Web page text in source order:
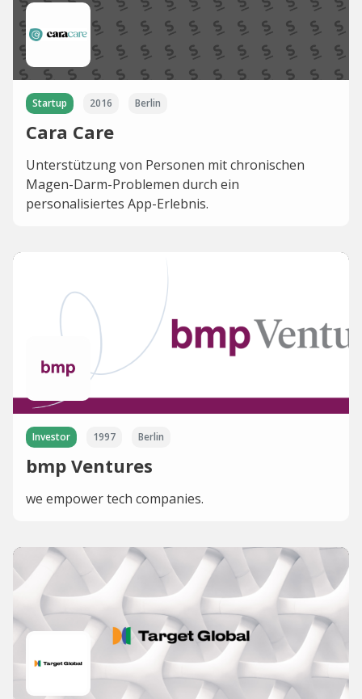
Startup 2016 Berlin
Cara Care
Unterstützung von Personen mit chronischen
Magen-Darm-Problemen durch ein
personalisiertes App-Erlebnis.
Investor 1997 Berlin
bmp Ventures
we empower tech companies.